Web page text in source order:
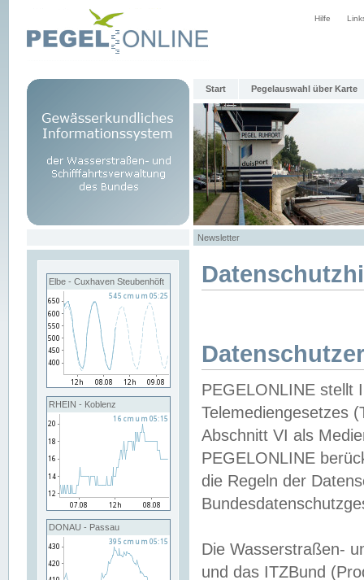
Hilfe
Start Pegelauswahl über Karte
Newsletter
Elbe - Cuxhaven Steubenhöft
RHEIN - Koblenz
DONAU - Passau
PEGELONLINE stellt
Telemediengesetzes
Abschnitt VI als
PEGELONLINE
die Regeln der
Die Wasserstraßen-
und das ITZBund